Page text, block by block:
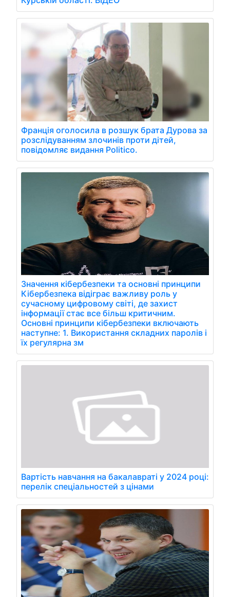
Франція оголосила в розшук брата Дурова за
розслідуванням злочинів проти дітей,
повідомляє видання Politico.
Значення кібербезпеки та основні принципи
Кібербезпека відіграє важливу роль у
сучасному цифровому світі, де захист
інформації стає все більш критичним.
Основні принципи кібербезпеки включають
наступне: 1. Використання складних паролів і
їх регулярна зм
Вартість навчання на бакалавраті у 2024 році:
перелік спеціальностей з цінами